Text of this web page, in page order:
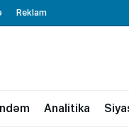
Reklam
Analitika